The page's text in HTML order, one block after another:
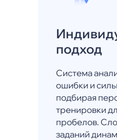
подход
Система
ошибки и
подбирая
тренировки
пробелов.
заданий